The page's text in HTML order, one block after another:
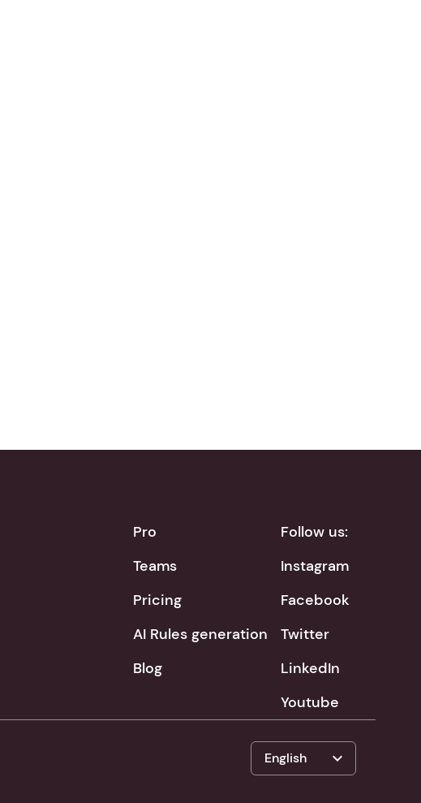
Pro
Teams
Pricing
AI Rules generation
Blog
Follow us:
Instagram
Facebook
Twitter
LinkedIn
Youtube
English expand_more